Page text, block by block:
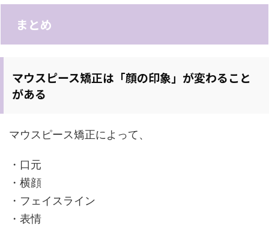
まとめ
マウスピース矯正は「顔の印象」が変わること
がある
マウスピース矯正によって、
・口元
・横顔
・フェイスライン
・表情